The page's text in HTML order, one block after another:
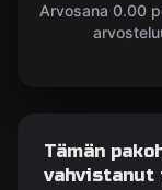
Arvosana 0.00
Tämän
vahvistanut